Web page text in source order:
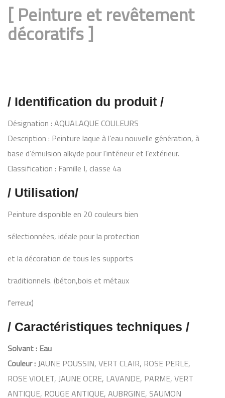
[ Peinture et revêtement
décoratifs]
/ Identification du produit /
Désignation : AQUALAQUE COULEURS
Description : Peinture laque à l’eau nouvelle génération, à
base d’émulsion alkyde pour l’intérieur et l’extérieur.
Classification : Famille I, classe 4a
/ Utilisation/
Peinture disponible en 20 couleurs bien
sélectionnées, idéale pour la protection
et la décoration de tous les supports
traditionnels. (béton,bois et métaux
ferreux)
/ Caractéristiques techniques /
Solvant : Eau
Couleur : JAUNE POUSSIN, VERT CLAIR, ROSE PERLE,
ROSE VIOLET, JAUNE OCRE, LAVANDE, PARME, VERT
ANTIQUE, ROUGE ANTIQUE, AUBRGINE, SAUMON